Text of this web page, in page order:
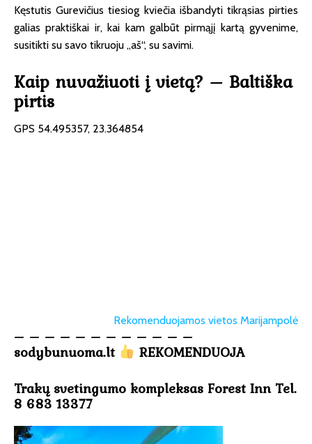
Kęstutis Gurevičius tiesiog kviečia išbandyti tikrąsias pirties
galias praktiškai ir, kai kam galbūt pirmąjį kartą gyvenime,
susitikti su savo tikruoju „aš“, su savimi.
Kaip nuvažiuoti į vietą? – Baltiška
pirtis
GPS 54.495357, 23.364854
Rekomenduojamos vietos Marijampolė
– – – – – – – – – – – –
sodybunuoma.lt
REKOMENDUOJA
Trakų svetingumo kompleksas Forest Inn Tel.
8 683 13377